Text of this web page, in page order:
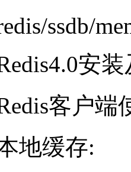
ssdb/
安装
客户端
缓存: